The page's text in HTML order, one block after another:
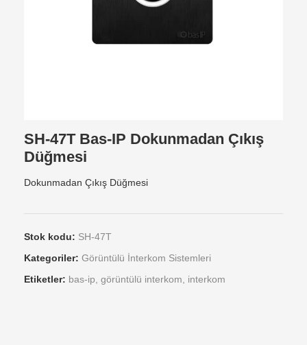
SH-47T Bas-IP Dokunmadan Çıkış
Düğmesi
Dokunmadan Çıkış Düğmesi
Stok kodu: SH-47T
Kategoriler: Görüntülü İnterkom Sistemleri
Etiketler: bas-ip görüntülü interkom interkom